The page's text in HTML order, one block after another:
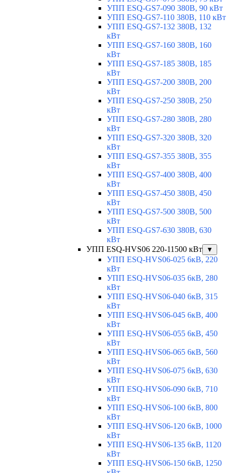
УПП ESQ-GS7-090 380В, 90 кВт
УПП ESQ-GS7-110 380В, 110 кВт
УПП ESQ-GS7-132 380В, 132
кВт
УПП ESQ-GS7-160 380В, 160
кВт
УПП ESQ-GS7-185 380В, 185
кВт
УПП ESQ-GS7-200 380В, 200
кВт
УПП ESQ-GS7-250 380В, 250
кВт
УПП ESQ-GS7-280 380В, 280
кВт
УПП ESQ-GS7-320 380В, 320
кВт
УПП ESQ-GS7-355 380В, 355
кВт
УПП ESQ-GS7-400 380В, 400
кВт
УПП ESQ-GS7-450 380В, 450
кВт
УПП ESQ-GS7-500 380В, 500
кВт
УПП ESQ-GS7-630 380В, 630
кВт
УПП ESQ-HVS06 220-11500 кВт
▼
УПП ESQ-HVS06-025 6кВ, 220
кВт
УПП ESQ-HVS06-035 6кВ, 280
кВт
УПП ESQ-HVS06-040 6кВ, 315
кВт
УПП ESQ-HVS06-045 6кВ, 400
кВт
УПП ESQ-HVS06-055 6кВ, 450
кВт
УПП ESQ-HVS06-065 6кВ, 560
кВт
УПП ESQ-HVS06-075 6кВ, 630
кВт
УПП ESQ-HVS06-090 6кВ, 710
кВт
УПП ESQ-HVS06-100 6кВ, 800
кВт
УПП ESQ-HVS06-120 6кВ, 1000
кВт
УПП ESQ-HVS06-135 6кВ, 1120
кВт
УПП ESQ-HVS06-150 6кВ, 1250